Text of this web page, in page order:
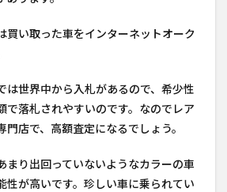
買い取った車をインターネットオーク
は世界中から入札があるので、希少性
で落札されやすいのです。なのでレア
店で、高額査定になるでしょう。
まり出回っていないようなカラーの車
性が高いです。珍しい車に乗られてい